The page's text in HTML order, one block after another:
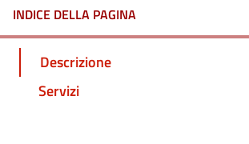
INDICE DELLA PAGINA
Descrizione
Servizi